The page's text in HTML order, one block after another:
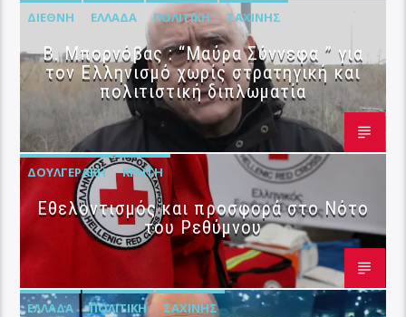
ΔΙΕΘΝΉ ΕΛΛΆΔΑ ΠΟΛΙΤΙΚΉ ΣΑΧΊΝΗΣ
B. Μπορνόβας : “Μαύρα Σύννεφα ” για
τον Ελληνισμό χωρίς στρατηγική και
πολιτιστική διπλωματία
ΔΟΥΛΓΕΡΆΚΗ ΚΡΉΤΗ
Εθελοντισμός και προσφορά στο Νότο
του Ρεθύμνου
ΕΛΛΆΔΑ ΠΟΛΙΤΙΚΉ ΣΑΧΊΝΗΣ